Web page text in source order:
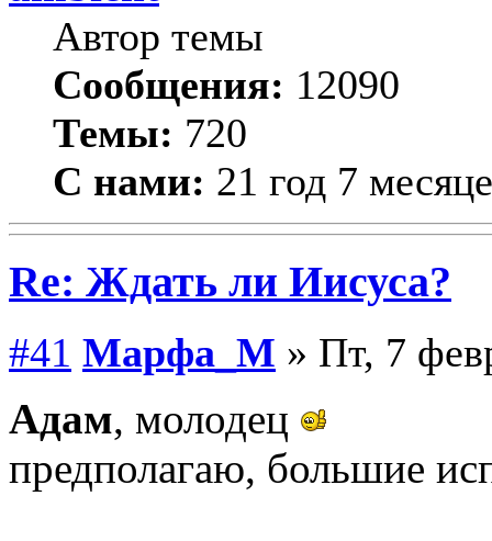
Автор темы
Сообщения: 12090
Темы: 720
С нами: 21 год 7
Re: Ждать ли Иисуса?
#41 Марфа_М » Пт, 7
Адам, молодец
предполагаю, большие